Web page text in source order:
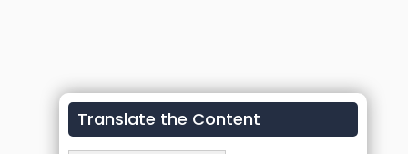
Translate the Content